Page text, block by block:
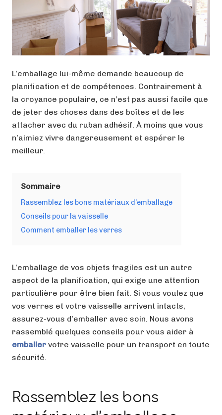
L’emballage lui-même demande beaucoup de
planification et de compétences. Contrairement à
la croyance populaire, ce n’est pas aussi facile que
de jeter des choses dans des boîtes et de les
attacher avec du ruban adhésif. À moins que vous
n’aimiez vivre dangereusement et espérer le
meilleur.
Sommaire
Rassemblez les bons matériaux d’emballage
Conseils pour la vaisselle
Comment emballer les verres
L’emballage de vos objets fragiles est un autre
aspect de la planification, qui exige une attention
particulière pour être bien fait. Si vous voulez que
vos verres et votre vaisselle arrivent intacts,
assurez-vous d’emballer avec soin. Nous avons
rassemblé quelques conseils pour vous aider à
emballer votre vaisselle pour un transport en toute
sécurité.
Rassemblez les bons